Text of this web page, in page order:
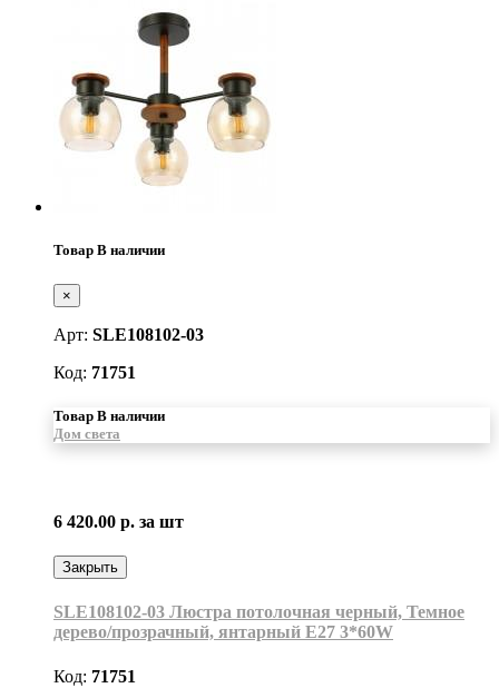
Товар В наличии
×
Арт: SLE108102-03
Код: 71751
Товар В наличии
Дом света
6 420.00 р. за шт
Закрыть
SLE108102-03 Люстра потолочная черный, Темное
дерево/прозрачный, янтарный E27 3*60W
Код: 71751